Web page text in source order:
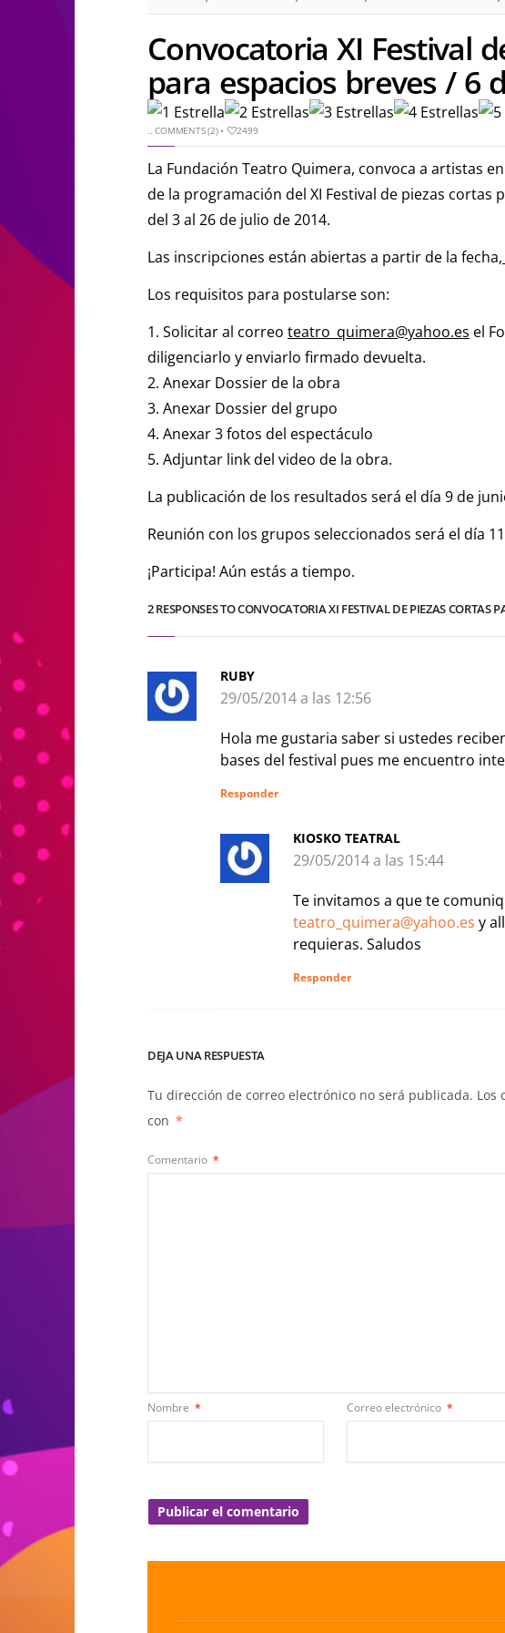
Convocatoria XI Festival
para espacios breves / 6
..COMMENTS (2)• 2499
La Fundación Teatro Quimera, convoca a artistas
de la programación del XI Festival de piezas cortas
del 3 al 26 de julio de 2014.
Las inscripciones están abiertas a partir de la fecha,
Los requisitos para postularse son:
1. Solicitar al correo teatro_quimera@yahoo.es el
diligenciarlo y enviarlo firmado devuelta.
2. Anexar Dossier de la obra
3. Anexar Dossier del grupo
4. Anexar 3 fotos del espectáculo
5. Adjuntar link del video de la obra.
La publicación de los resultados será el día 9 de
Reunión con los grupos seleccionados será el día
¡Participa! Aún estás a tiempo.
2 RESPONSES TO CONVOCATORIA XI FESTIVAL DE PIEZAS CORTAS
RUBY
29/05/2014 a las 12:56
Hola me gustaria saber si ustedes
bases del festival pues me encuentro
Responder
KIOSKO TEATRAL
29/05/2014 a las 15:44
Te invitamos a que te
teatro_quimera@yahoo.es y
requieras. Saludos
Responder
DEJA UNA RESPUESTA
Tu dirección de correo electrónico no será publicada. Los
con *
Comentario *
Nombre * Correo electrónico *